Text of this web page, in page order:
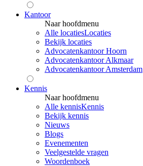
Kantoor
Naar hoofdmenu
Alle locatiesLocaties
Bekijk locaties
Advocatenkantoor Hoorn
Advocatenkantoor Alkmaar
Advocatenkantoor Amsterdam
Kennis
Naar hoofdmenu
Alle kennisKennis
Bekijk kennis
Nieuws
Blogs
Evenementen
Veelgestelde vragen
Woordenboek